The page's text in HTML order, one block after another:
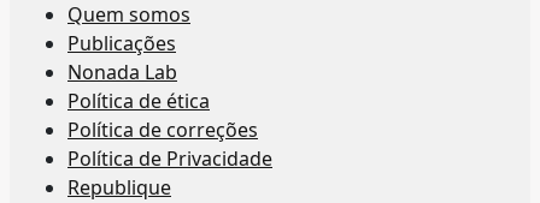
Quem somos
Publicações
Nonada Lab
Política de ética
Política de correções
Política de Privacidade
Republique